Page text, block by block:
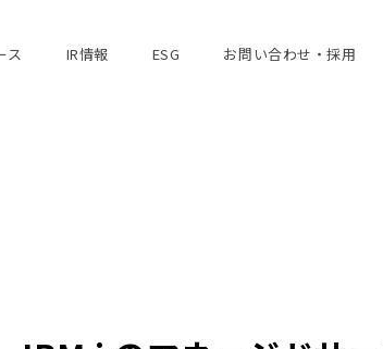
ス IR情報 ESG お問い合わせ・採用